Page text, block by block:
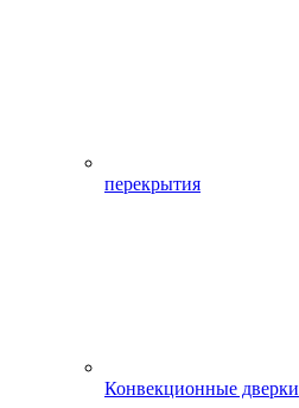
перекрытия
Конвекционные дверки